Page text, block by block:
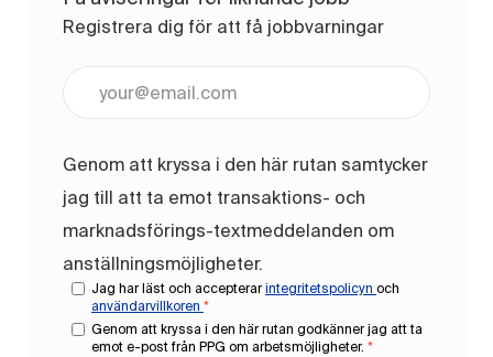
Registrera dig för att få jobbvarningar
Genom att kryssa i den här rutan samtycker
jag till att ta emot transaktions- och
marknadsförings-textmeddelanden om
anställningsmöjligheter.
Jag har läst och accepterarintegritetspolicyn och
användarvillkoren *
Genom att kryssa i den här rutan godkänner jag att ta
emot e-post från PPG om arbetsmöjligheter. *